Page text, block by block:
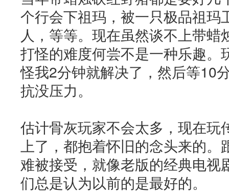
个行会下祖玛，被一只极品祖玛
人，等等。现在虽然谈不上带蜡
打怪的难度何尝不是一种乐趣。
怪我2分钟就解决了，然后等10
抗没压力。
估计骨灰玩家不会太多，现在玩
上了，都抱着怀旧的念头来的。
难被接受，就像老版的经典电视
们总是认为以前的是最好的。